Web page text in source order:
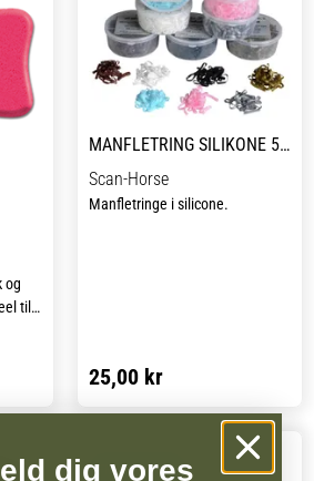
nem
og
til
til
dine
MANFLETRING SILIKONE 500 STK
Scan-Horse
Manfletringe i silicone.
25,00 kr
Flere varianter
dig vores